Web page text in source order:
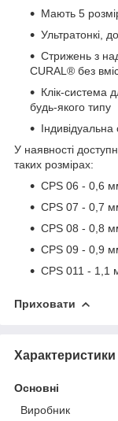
Мають 5
Ультратонкі,
Стрижень з
CURAL® без
Клік-система
будь-якого типу
У наявності
таких розмірах:
CPS 06 - 0,6
CPS 07 - 0,7
CPS 08 - 0,8
CPS 09 - 0,9
CPS 011 - 1,1
Приховати
Характеристики
Основні
Виробник